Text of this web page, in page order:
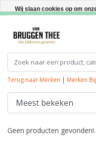
Direct
Terug naar Merken | Merken
Geen producten
Wij slaan cookies op om